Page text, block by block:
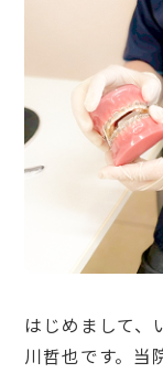
はじめまして、
川哲也です。当